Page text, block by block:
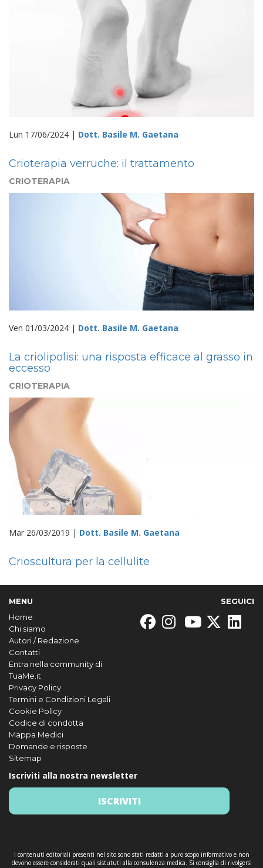
Lun 17/06/2024 | Dott. Basile M. Gaetana
Crioterapia verruche: il trattamento
CRIOTERAPIA
Ven 01/03/2024 | Dott. Basile M. Gaetana
La criolipolisi: una risposta efficace al grasso in
eccesso
CRIOTERAPIA
Mar 26/03/2019 | Dott. Basile M. Gaetana
Crioscultura per la cellulite
MENU
Home
Chi siamo
Autori / Redazione
Contatti
Entra nella community di
TuaMe.it
Privacy Policy
Termini e Condizioni Legali
Cookie Policy
Codice di condotta
Mappa Medici
Domande e risposte
Sitemap
SEGUICI
Iscriviti alla nostra newsletter
ISCRIVITI
I contenuti editoriali presenti nel sito sono stati redatti a puro scopo informativo e non
devono essere considerati quali sistututi alla consulenza medica. Si consiglia di rivolgersi